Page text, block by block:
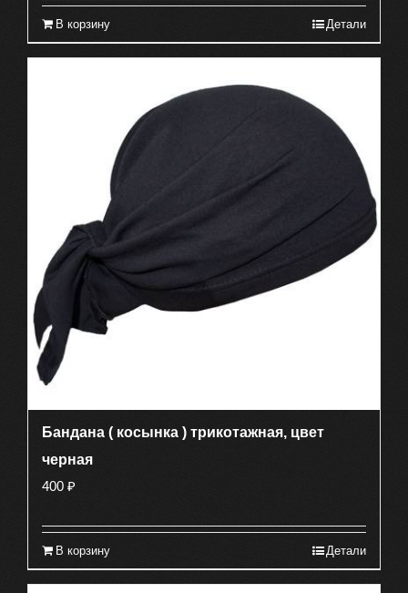
В корзину Детали
Бандана ( косынка ) трикотажная, цвет
черная
400 ₽
В корзину Детали